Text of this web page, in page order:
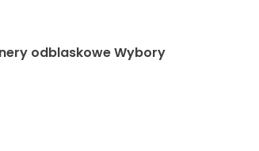
odblaskowe Wybory